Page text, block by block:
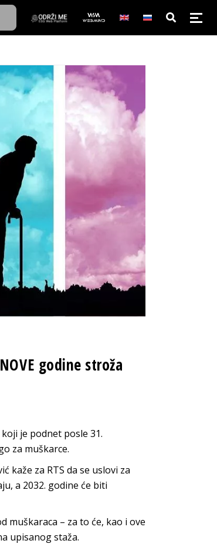
godine stroža
je podnet posle 31.
za muškarce.
kaže za RTS da se uslovi za
a 2032. godine će biti
muškaraca – za to će, kao i ove
upisanog staža.